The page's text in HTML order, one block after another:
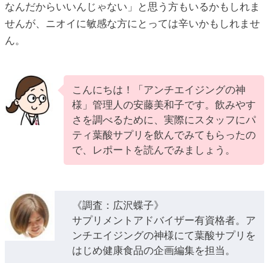
なんだからいいんじゃない」と思う方もいるかもしれま
せんが、ニオイに敏感な方にとっては辛いかもしれませ
ん。
こんにちは！「アンチエイジングの神
様」管理人の安藤美和子です。飲みやす
さを調べるために、実際にスタッフにパ
ティ葉酸サプリを飲んでみてもらったの
で、レポートを読んでみましょう。
《調査：広沢蝶子》
サプリメントアドバイザー有資格者。ア
ンチエイジングの神様にて葉酸サプリを
はじめ健康食品の企画編集を担当。